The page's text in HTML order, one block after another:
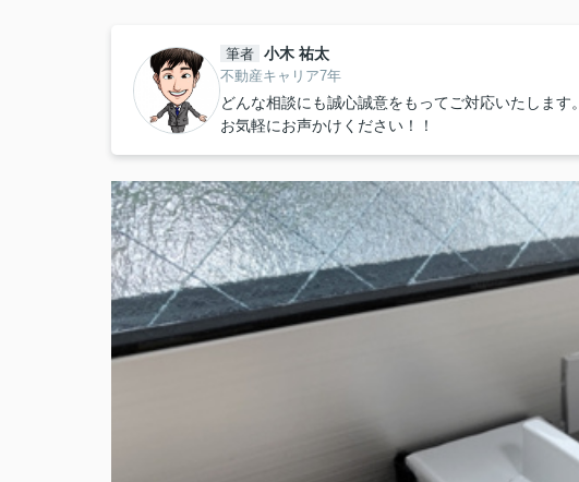
筆者 小木 祐太
不動産キャリア7年
どんな相談にも誠心誠意をもってご対応いたします。
お気軽にお声かけください！！